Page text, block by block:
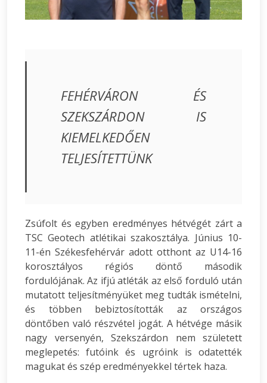
FEHÉRVÁRON ÉS
SZEKSZÁRDON IS
KIEMELKEDŐEN
TELJESÍTETTÜNK
Zsúfolt és egyben eredményes hétvégét zárt a
TSC Geotech atlétikai szakosztálya. Június 10-
11-én Székesfehérvár adott otthont az U14-16
korosztályos régiós döntő második
fordulójának. Az ifjú atléták az első forduló után
mutatott teljesítményüket meg tudták ismételni,
és többen bebiztosították az országos
döntőben való részvétel jogát. A hétvége másik
nagy versenyén, Szekszárdon nem született
meglepetés: futóink és ugróink is odatették
magukat és szép eredményekkel tértek haza.